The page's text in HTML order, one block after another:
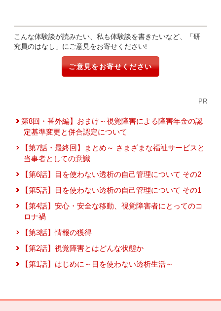
こんな体験談が読みたい、私も体験談を書きたいなど、「研
究員のはなし」にご意見をお寄せください!
ご意見をお寄せください
PR
第8回・番外編】おまけ～視覚障害による障害年金の認
定基準変更と併合認定について
【第7話・最終回】まとめ～ さまざまな福祉サービスと
当事者としての意識
【第6話】目を使わない透析の自己管理について その2
【第5話】目を使わない透析の自己管理について その1
【第4話】安心・安全な移動、視覚障害者にとってのコ
ロナ禍
【第3話】情報の獲得
【第2話】視覚障害とはどんな状態か
【第1話】はじめに～目を使わない透析生活～